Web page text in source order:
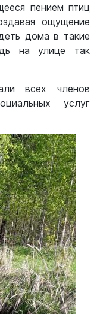
пением птиц
ощущение
дома в такие
на улице так
всех членов
услуг